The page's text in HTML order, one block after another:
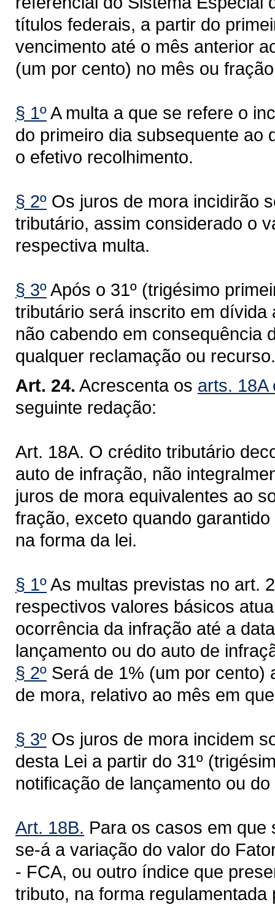
títulos federais, a partir do
vencimento até o mês anterior
(um por cento) no mês ou
§ 1ºA multa a que se refere o
do primeiro dia subsequente ao
o efetivo recolhimento.
§ 2º Os juros de mora incidirão
tributário, assim considerado o
respectiva multa.
§ 3ºApós o 31º (trigésimo
tributário será inscrito em
não cabendo em consequência
qualquer reclamação ou
Art. 24. Acrescenta os arts. 18A
seguinte redação:
Art. 18A. O crédito tributário
auto de infração, não
juros de mora equivalentes ao
fração, exceto quando
na forma da lei.
§ 1ºAs multas previstas no art.
respectivos valores básicos
ocorrência da infração até a
lançamento ou do auto de
§ 2º Será de 1% (um por cento)
de mora, relativo ao mês em
§ 3º Os juros de mora incidem
desta Lei a partir do 31º
notificação de lançamento ou
Art. 18B. Para os casos em que
se-á a variação do valor do
- FCA, ou outro índice que
tributo, na forma